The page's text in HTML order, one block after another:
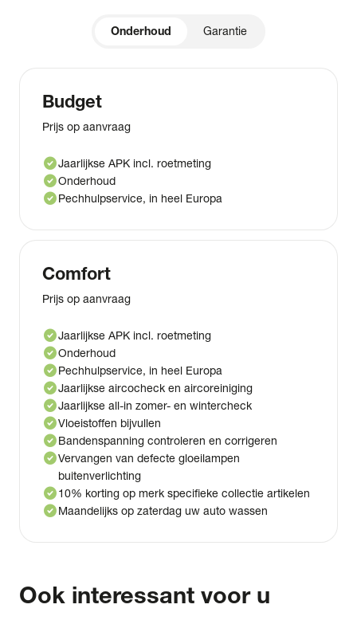
Onderhoud Garantie
Budget
Prijs op aanvraag
check_circleJaarlijkse APK incl. roetmeting
check_circleOnderhoud
check_circlePechhulpservice, in heel Europa
Comfort
Prijs op aanvraag
check_circleJaarlijkse APK incl. roetmeting
check_circleOnderhoud
check_circlePechhulpservice, in heel Europa
check_circleJaarlijkse aircocheck en aircoreiniging
check_circleJaarlijkse all-in zomer- en wintercheck
check_circleVloeistoffen bijvullen
check_circleBandenspanning controleren en corrigeren
check_circleVervangen van defecte gloeilampen
buitenverlichting
check_circle10% korting op merk specifieke collectie artikelen
check_circleMaandelijks op zaterdag uw auto wassen
Ook interessant voor u